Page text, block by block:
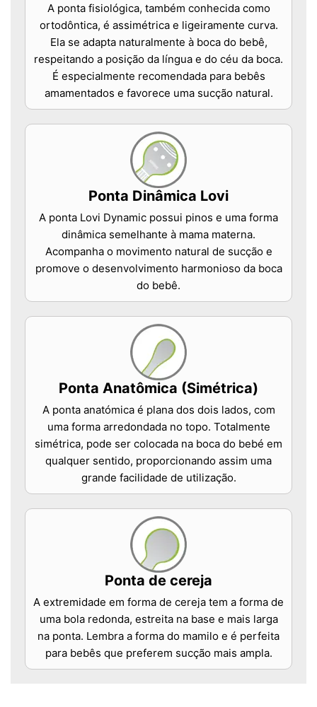
A ponta fisiológica, também conhecida como
ortodôntica, é assimétrica e ligeiramente curva.
Ela se adapta naturalmente à boca do bebê,
respeitando a posição da língua e do céu da boca.
É especialmente recomendada para bebês
amamentados e favorece uma sucção natural.
Ponta Dinâmica Lovi
A ponta Lovi Dynamic possui pinos e uma forma
dinâmica semelhante à mama materna.
Acompanha o movimento natural de sucção e
promove o desenvolvimento harmonioso da boca
do bebê.
Ponta Anatômica (Simétrica)
A ponta anatómica é plana dos dois lados, com
uma forma arredondada no topo. Totalmente
simétrica, pode ser colocada na boca do bebé em
qualquer sentido, proporcionando assim uma
grande facilidade de utilização.
Ponta de cereja
A extremidade em forma de cereja tem a forma de
uma bola redonda, estreita na base e mais larga
na ponta. Lembra a forma do mamilo e é perfeita
para bebês que preferem sucção mais ampla.